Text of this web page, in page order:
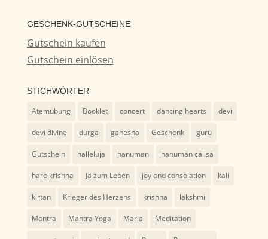
GESCHENK-GUTSCHEINE
Gutschein kaufen
Gutschein einlösen
STICHWÖRTER
Atemübung Booklet concert dancing hearts devi
devi divine durga ganesha Geschenk guru
Gutschein halleluja hanuman hanumān cālisā
hare krishna Ja zum Leben joy and consolation kali
kirtan Krieger des Herzens krishna lakshmi
Mantra Mantra Yoga Maria Meditation